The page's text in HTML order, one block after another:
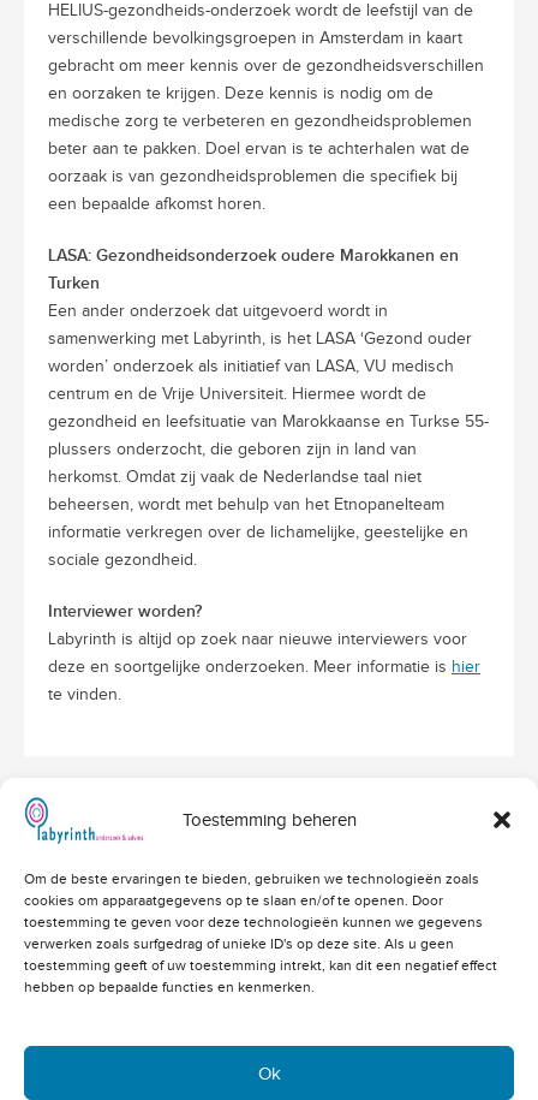
Toestemming beheren
Om de beste ervaringen te bieden, gebruiken we technologieën zoals
cookies om apparaatgegevens op te slaan en/of te openen. Door
toestemming te geven voor deze technologieën kunnen we gegevens
verwerken zoals surfgedrag of unieke ID's op deze site. Als u geen
toestemming geeft of uw toestemming intrekt, kan dit een negatief effect
hebben op bepaalde functies en kenmerken.
Ok
HELIUS-gezondheids-onderzoek wordt de leefstijl van de
verschillende bevolkingsgroepen in Amsterdam in kaart
gebracht om meer kennis over de gezondheidsverschillen
en oorzaken te krijgen. Deze kennis is nodig om de
medische zorg te verbeteren en gezondheidsproblemen
beter aan te pakken. Doel ervan is te achterhalen wat de
oorzaak is van gezondheidsproblemen die specifiek bij
een bepaalde afkomst horen.
LASA: Gezondheidsonderzoek oudere Marokkanen en
Turken
Een ander onderzoek dat uitgevoerd wordt in
samenwerking met Labyrinth, is het LASA ‘Gezond ouder
worden’ onderzoek als initiatief van LASA, VU medisch
centrum en de Vrije Universiteit. Hiermee wordt de
gezondheid en leefsituatie van Marokkaanse en Turkse 55-
plussers onderzocht, die geboren zijn in land van
herkomst. Omdat zij vaak de Nederlandse taal niet
beheersen, wordt met behulp van het Etnopanelteam
informatie verkregen over de lichamelijke, geestelijke en
sociale gezondheid.
Interviewer worden?
Labyrinth is altijd op zoek naar nieuwe interviewers voor
deze en soortgelijke onderzoeken. Meer informatie is hier
te vinden.
3526 VD Utrecht
info@labyrinthonderzoek.nl
bekijk op Google Maps
Telefoonnummers
Offertes: 030 - 760 07 82